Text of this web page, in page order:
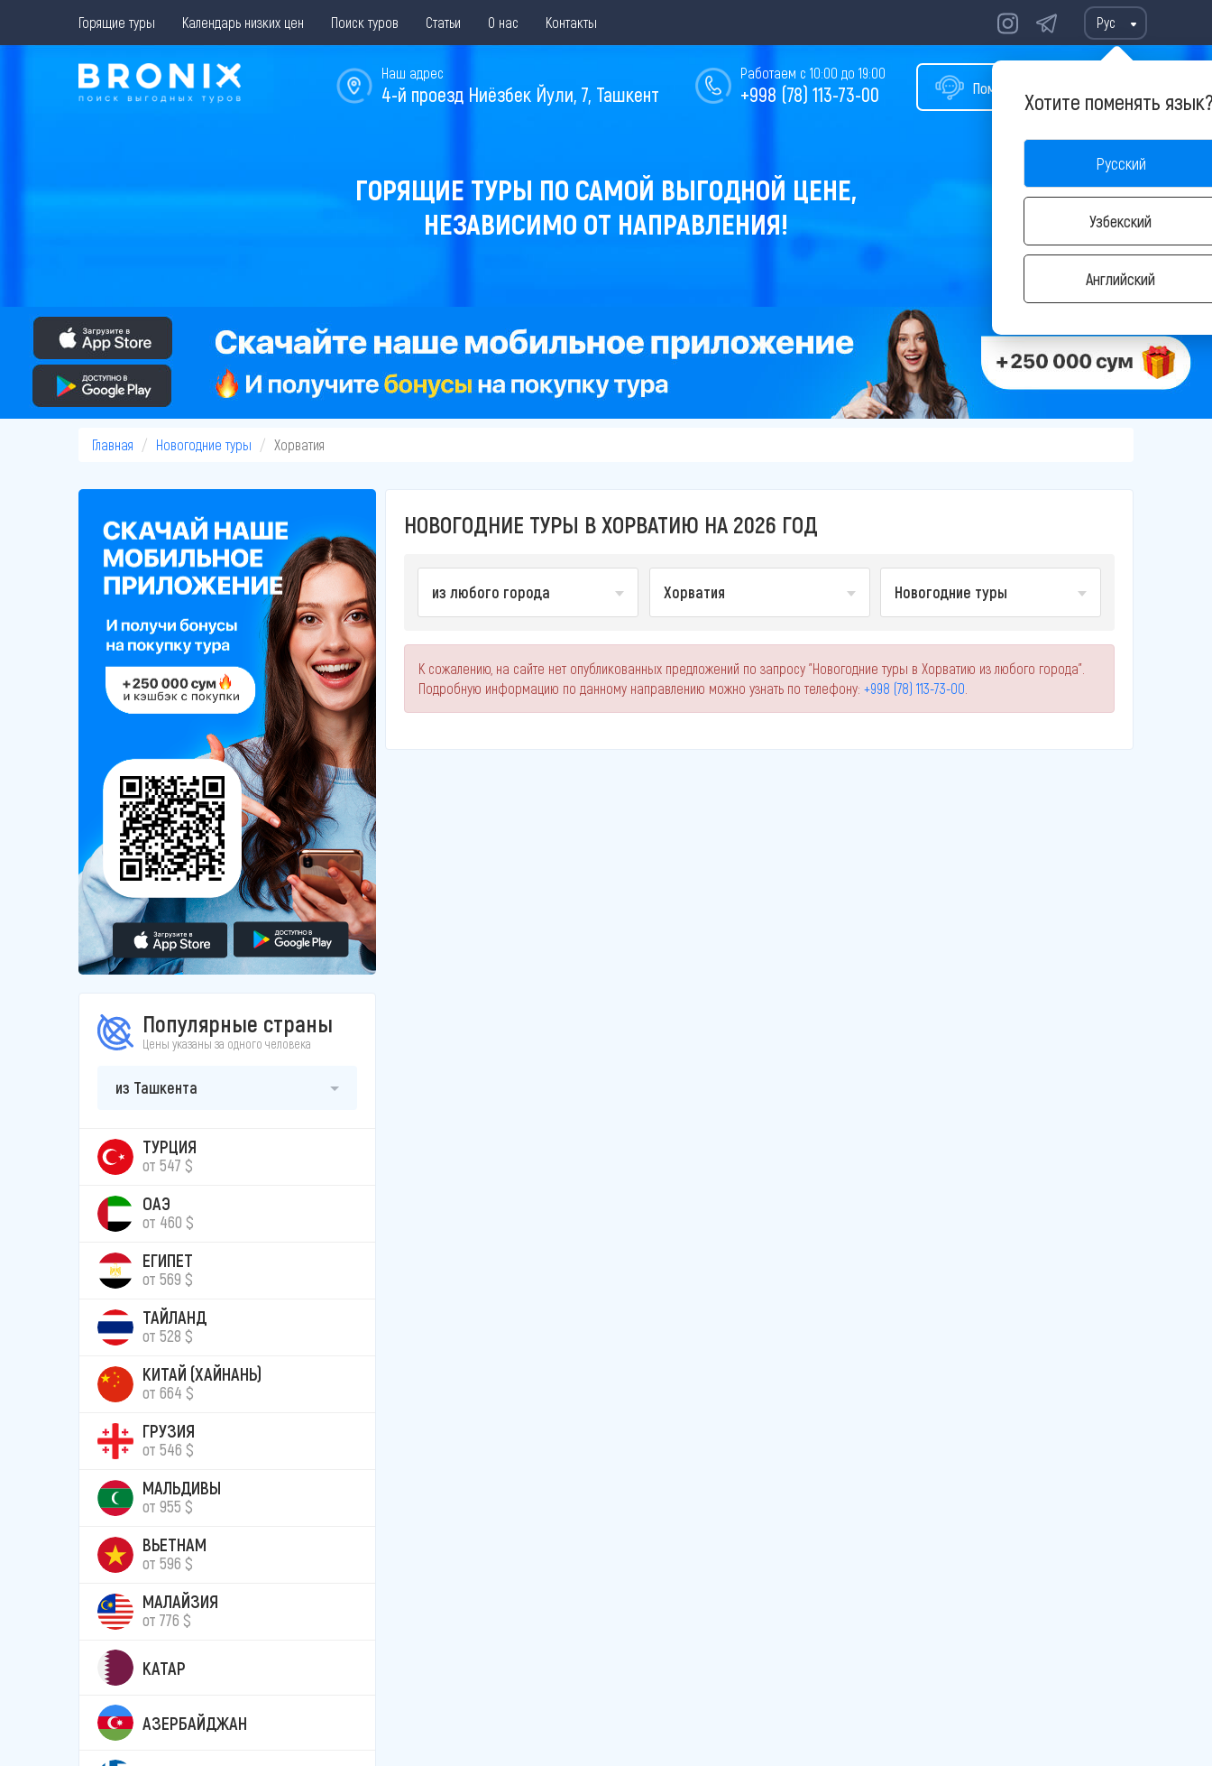
Горящие туры Календарь низких цен Поиск туров Статьи О нас Контакты Рус
Хотите поменять
Русский
Узбекский
Английский
Помощь в подборе тура
Работаем с 10:00 до 19:00
+998 (78) 113-73-00
Наш адрес
4-й проезд Ниёзбек Йули, 7, Ташкент
ГОРЯЩИЕ ТУРЫ ПО САМОЙ ВЫГОДНОЙ ЦЕНЕ,
НЕЗАВИСИМО ОТ НАПРАВЛЕНИЯ!
Главная Новогодние туры Хорватия
Популярные страны
Цены указаны за одного человека
из Ташкента
ТУРЦИЯ
от 547 $
ОАЭ
от 460 $
ЕГИПЕТ
от 569 $
ТАЙЛАНД
от 528 $
КИТАЙ (ХАЙНАНЬ)
от 664 $
ГРУЗИЯ
от 546 $
МАЛЬДИВЫ
от 955 $
ВЬЕТНАМ
от 596 $
МАЛАЙЗИЯ
от 776 $
КАТАР
АЗЕРБАЙДЖАН
НОВОГОДНИЕ ТУРЫ В ХОРВАТИЮ НА 2026 ГОД
из любого города Хорватия Новогодние туры
К сожалению, на сайте нет опубликованных предложений по запросу "Новогодние туры в Хорватию из любого города".
Подробную информацию по данному направлению можно узнать по телефону: +998 (78) 113-73-00